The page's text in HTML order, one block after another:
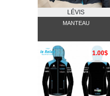
LÉVIS
MANTEAU
1.00$